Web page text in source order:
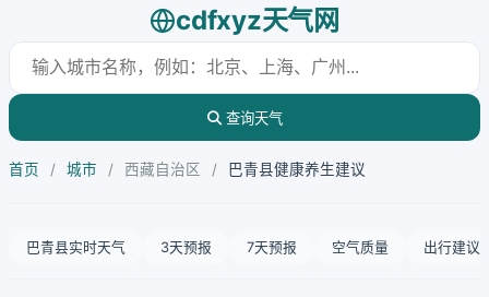
cdfxyz天气网
查询天气
首页 / 城市 / 西藏自治区 / 巴青县健康养生建议
巴青县实时天气 3天预报 7天预报 空气质量 出行建议